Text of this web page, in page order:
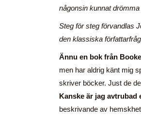
någonsin kunnat drömma
Steg för steg förvandlas
den klassiska
Ännu en bok från
men har aldrig känt mig
skriver böcker. Just de
Kanske är jag
beskrivande av